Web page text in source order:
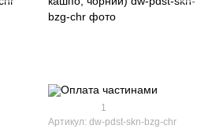
1
Артикул: dw-pdst-skn-bzg-chr